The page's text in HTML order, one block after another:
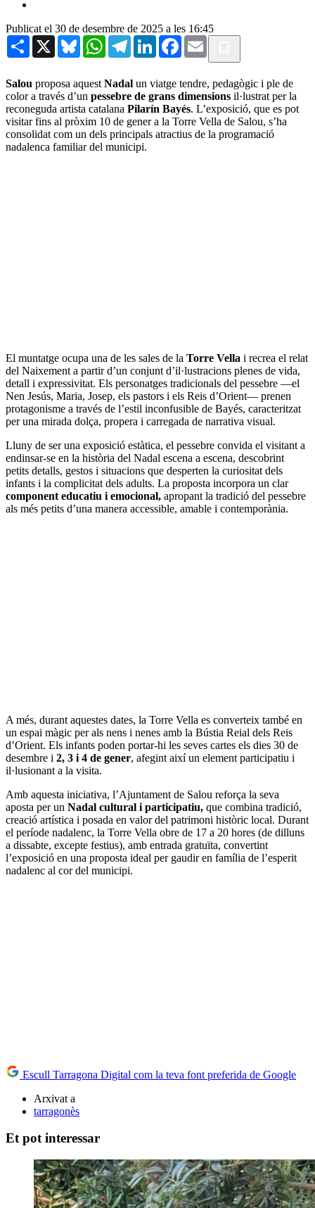
Publicat el 30 de desembre de 2025 a les 16:45
Share X BlueskyWhatsAppTelegramLinkedInFacebook
Email
Salou proposa aquest Nadal un viatge tendre, pedagògic i ple de
color a través d’un pessebre de grans dimensions il·lustrat per la
reconeguda artista catalana Pilarín Bayés. L’exposició, que es pot
visitar fins al pròxim 10 de gener a la Torre Vella de Salou, s’ha
consolidat com un dels principals atractius de la programació
nadalenca familiar del municipi.
El muntatge ocupa una de les sales de la Torre Vella i recrea el relat
del Naixement a partir d’un conjunt d’il·lustracions plenes de vida,
detall i expressivitat. Els personatges tradicionals del pessebre —el
Nen Jesús, Maria, Josep, els pastors i els Reis d’Orient— prenen
protagonisme a través de l’estil inconfusible de Bayés, caracteritzat
per una mirada dolça, propera i carregada de narrativa visual.
Lluny de ser una exposició estàtica, el pessebre convida el visitant a
endinsar-se en la història del Nadal escena a escena, descobrint
petits detalls, gestos i situacions que desperten la curiositat dels
infants i la complicitat dels adults. La proposta incorpora un clar
component educatiu i emocional, apropant la tradició del pessebre
als més petits d’una manera accessible, amable i contemporània.
A més, durant aquestes dates, la Torre Vella es converteix també en
un espai màgic per als nens i nenes amb la Bústia Reial dels Reis
d’Orient. Els infants poden portar-hi les seves cartes els dies 30 de
desembre i 2, 3 i 4 de gener, afegint així un element participatiu i
il·lusionant a la visita.
Amb aquesta iniciativa, l’Ajuntament de Salou reforça la seva
aposta per un Nadal cultural i participatiu, que combina tradició,
creació artística i posada en valor del patrimoni històric local. Durant
el període nadalenc, la Torre Vella obre de 17 a 20 hores (de dilluns
a dissabte, excepte festius), amb entrada gratuïta, convertint
l’exposició en una proposta ideal per gaudir en família de l’esperit
nadalenc al cor del municipi.
Escull Tarragona Digital com la teva font preferida de Google
Arxivat a
tarragonès
Et pot interessar